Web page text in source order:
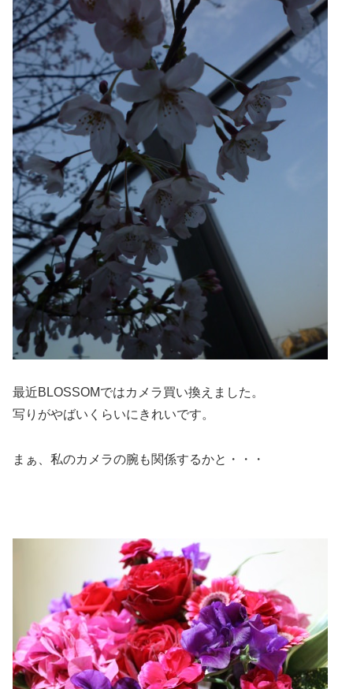
最近BLOSSOMではカメラ買い換えました。
写りがやばいくらいにきれいです。
まぁ、私のカメラの腕も関係するかと・・・